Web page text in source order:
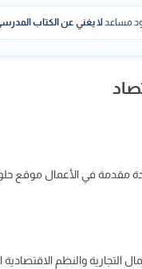
مساعدلا يغني عن الكتاب
مقدمة في الأعمال موقع
والنظم الاقتصادية